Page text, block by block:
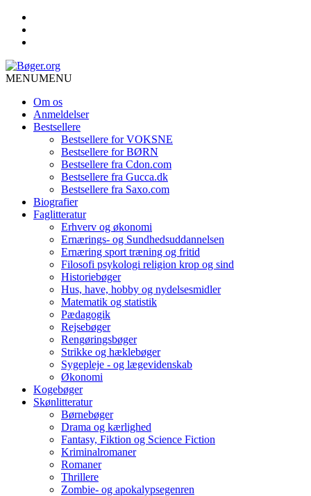
MENUMENU
Om os
Anmeldelser
Bestsellere
Bestsellere for VOKSNE
Bestsellere for BØRN
Bestsellere fra Cdon.com
Bestsellere fra Gucca.dk
Bestsellere fra Saxo.com
Biografier
Faglitteratur
Erhverv og økonomi
Ernærings- og Sundhedsuddannelsen
Ernæring sport træning og fritid
Filosofi psykologi religion krop og sind
Historiebøger
Hus, have, hobby og nydelsesmidler
Matematik og statistik
Pædagogik
Rejsebøger
Rengøringsbøger
Strikke og hæklebøger
Sygepleje - og lægevidenskab
Økonomi
Kogebøger
Skønlitteratur
Børnebøger
Drama og kærlighed
Fantasy, Fiktion og Science Fiction
Kriminalromaner
Romaner
Thrillere
Zombie- og apokalypsegenren